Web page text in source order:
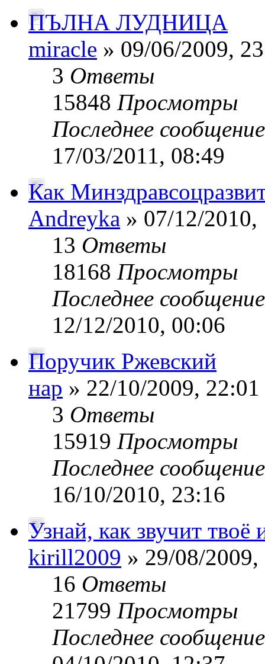
ПЪЛНА ЛУДНИЦА
miracle » 09/06/2009,
3 Ответы
15848 Просмотры
Последнее
17/03/2011, 08:49
Как
Andreyka » 07/12/2010,
13 Ответы
18168 Просмотры
Последнее
12/12/2010, 00:06
Поручик Ржевский
нар » 22/10/2009, 22:01
3 Ответы
15919 Просмотры
Последнее
16/10/2010, 23:16
Узнай, как звучит
kirill2009 » 29/08/2009,
16 Ответы
21799 Просмотры
Последнее